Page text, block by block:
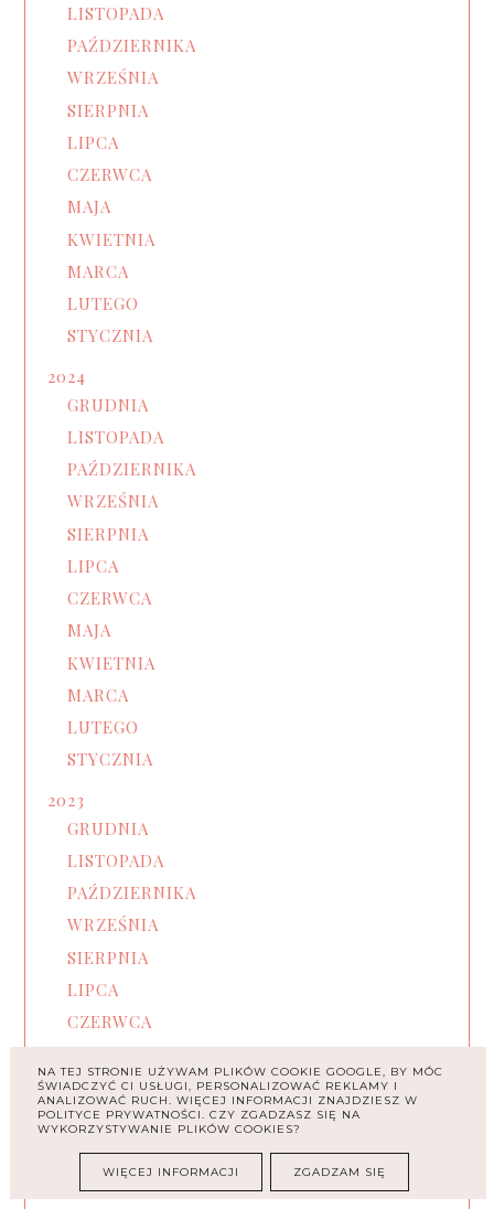
LISTOPADA
PAŹDZIERNIKA
WRZEŚNIA
SIERPNIA
LIPCA
CZERWCA
MAJA
KWIETNIA
MARCA
LUTEGO
STYCZNIA
2024
GRUDNIA
LISTOPADA
PAŹDZIERNIKA
WRZEŚNIA
SIERPNIA
LIPCA
CZERWCA
MAJA
KWIETNIA
MARCA
LUTEGO
STYCZNIA
2023
GRUDNIA
LISTOPADA
PAŹDZIERNIKA
WRZEŚNIA
SIERPNIA
LIPCA
CZERWCA
MAJA
KWIETNIA
MARCA
LUTEGO
STYCZNIA
NA TEJ STRONIE UŻYWAM PLIKÓW COOKIE GOOGLE, BY MÓC
ŚWIADCZYĆ CI USŁUGI, PERSONALIZOWAĆ REKLAMY I
ANALIZOWAĆ RUCH. WIĘCEJ INFORMACJI ZNAJDZIESZ W
POLITYCE PRYWATNOŚCI. CZY ZGADZASZ SIĘ NA
WYKORZYSTYWANIE PLIKÓW COOKIES?
WIĘCEJ INFORMACJI ZGADZAM SIĘ